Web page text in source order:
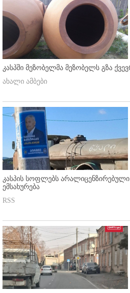
კასპში მეზობელმა მეზობელს გზა
ახალი ამბები
კასპის სოფლებს
ემსახურება
RSS